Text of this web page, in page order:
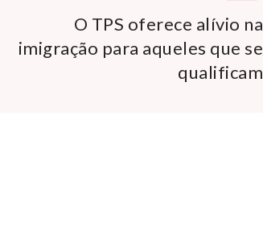
O TPS oferece alívio na
imigração para aqueles que se
qualificam